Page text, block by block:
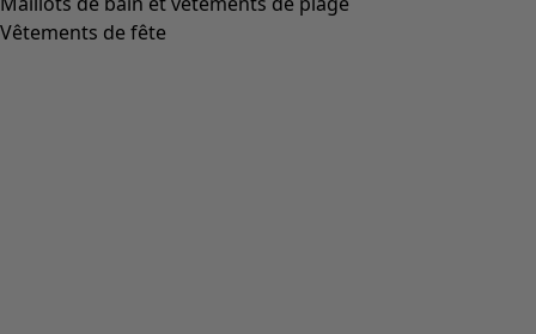
Vêtements de fête